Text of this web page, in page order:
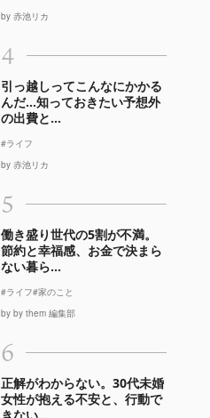
by 赤池リカ
4
引っ越しってこんなにかかる
んだ…知っておきたい予想外
の出費と...
#ライフ
by 赤池リカ
5
働き盛り世代の5割が不満。
節約と幸福感、お金で決まら
ない暮ら...
#ライフ#家のこと
by by them 編集部
6
正解がわからない。30代未婚
女性が抱える不安と、行動で
きない...